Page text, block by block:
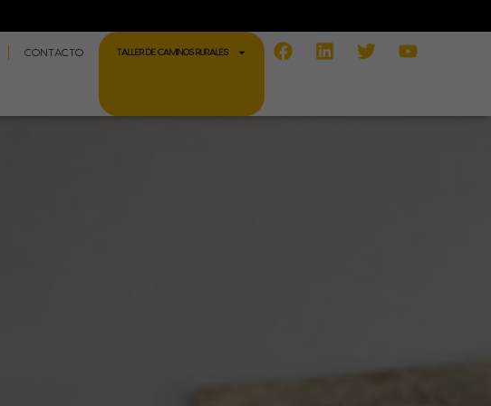
CONTACTO TALLER DE CAMINOS RURALES
Facebook
LinkedinTwitterYoutube